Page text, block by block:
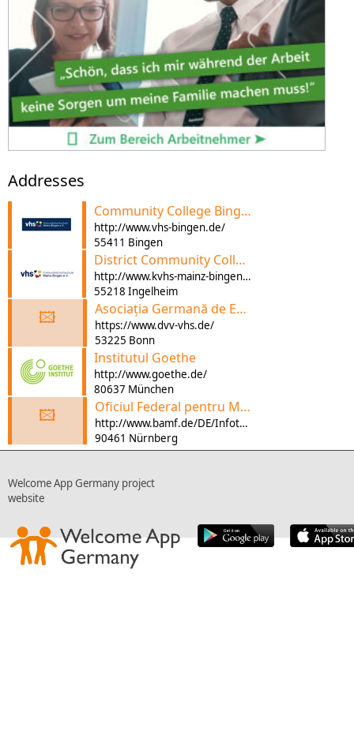
Addresses
Community College Bingen
http://www.vhs-bingen.de/
55411 Bingen
District Community College
http://www.kvhs-mainz-bingen.de/
55218 Ingelheim
🖾 Asociația Germană de Educație a Adulților înregistrată
https://www.dvv-vhs.de/
53225 Bonn
Institutul Goethe
http://www.goethe.de/
80637 München
🖾 Oficiul Federal pentru Migrație și Refugiați
http://www.bamf.de/DE/Infothek/AnsprechpartnerAdressen/AnsprechpartnerBAMF/Integration/AllgemeineAnfragen/allgemeineanfragen-node.html
90461 Nürnberg
Welcome App Germany project
website